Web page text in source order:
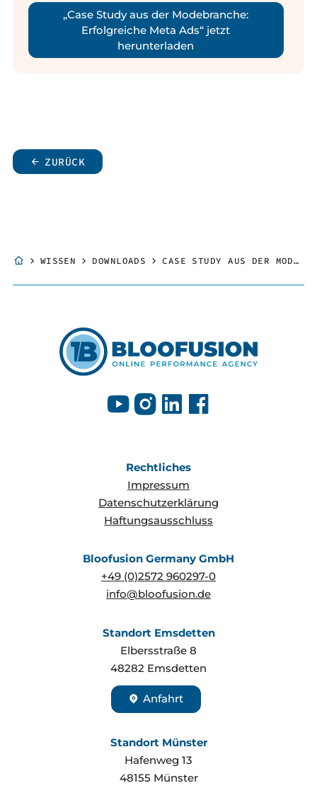
„Case Study aus der Modebranche:
Erfolgreiche Meta Ads“ jetzt
herunterladen
ZURÜCK
WISSEN DOWNLOADS CASE STUDY AUS DER MODEBRANCHE: ERFOLGREICHE META ADS
Rechtliches
Impressum
Datenschutzerklärung
Haftungsausschluss
Bloofusion Germany GmbH
+49 (0)2572 960297-0
info@bloofusion.de
Standort Emsdetten
Elbersstraße 8
48282 Emsdetten
Anfahrt
Standort Münster
Hafenweg 13
48155 Münster